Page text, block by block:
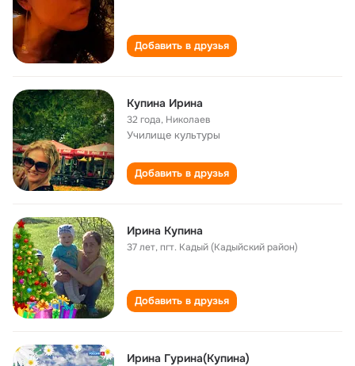
Добавить в друзья
Купина Ирина
32 года, Николаев
Училище культуры
Добавить в друзья
Ирина Купина
37 лет,пгт. Кадый (Кадыйский район)
Добавить в друзья
Ирина Гурина(Купина)